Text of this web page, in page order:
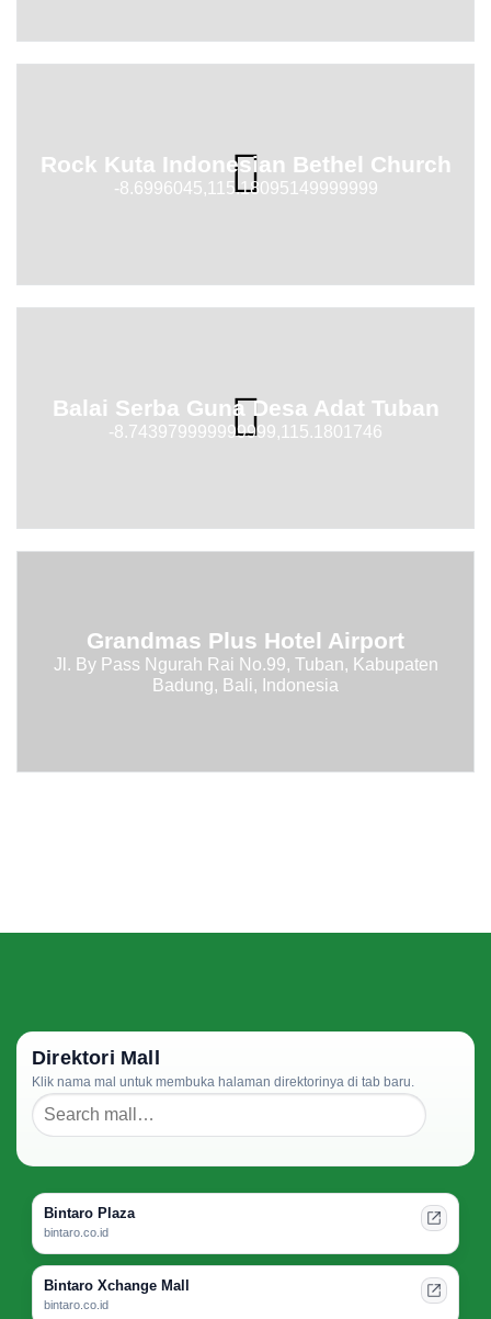
Rock Kuta Indonesian Bethel Church
-8.6996045,115.18095149999999
Balai Serba Guna Desa Adat Tuban
-8.743979999999999,115.1801746
Grandmas Plus Hotel Airport
Jl. By Pass Ngurah Rai No.99, Tuban, Kabupaten
Badung, Bali, Indonesia
Direktori Mall
Klik nama mal untuk membuka halaman direktorinya di tab baru.
Bintaro Plaza
bintaro.co.id
Bintaro Xchange Mall
bintaro.co.id